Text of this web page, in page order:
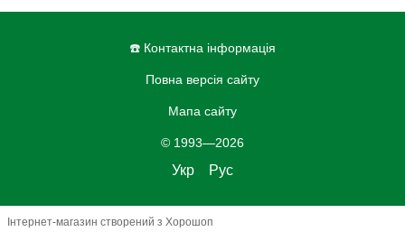
☎️ Контактна інформація
Повна версія сайту
Мапа сайту
© 1993—2026
Укр Рус
Інтернет-магазин створений з Хорошоп